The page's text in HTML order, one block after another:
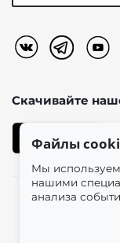
Скачивайте
магазин
Файлы
Мы
нашими
анализа